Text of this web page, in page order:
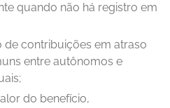
quando não há registro em
de contribuições em atraso
entre autônomos e
do benefício,